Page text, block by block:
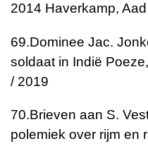
2014 Haverkamp,
69.Dominee Jac.
soldaat in Indië
/ 2019
70.Brieven aan S.
polemiek over rijm en